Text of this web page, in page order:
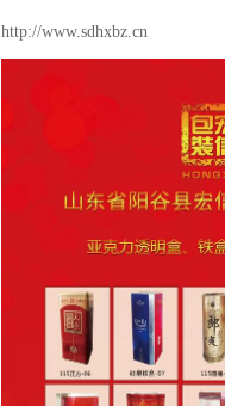
http://www.sdhxbz.cn